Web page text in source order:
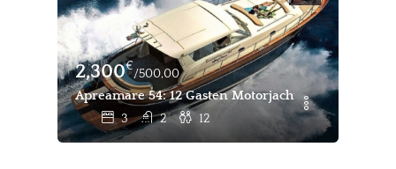
2,300€
/500,00
Apreamare 54: 12 Gasten Motorjacht Dagelijkse &
3 2 12